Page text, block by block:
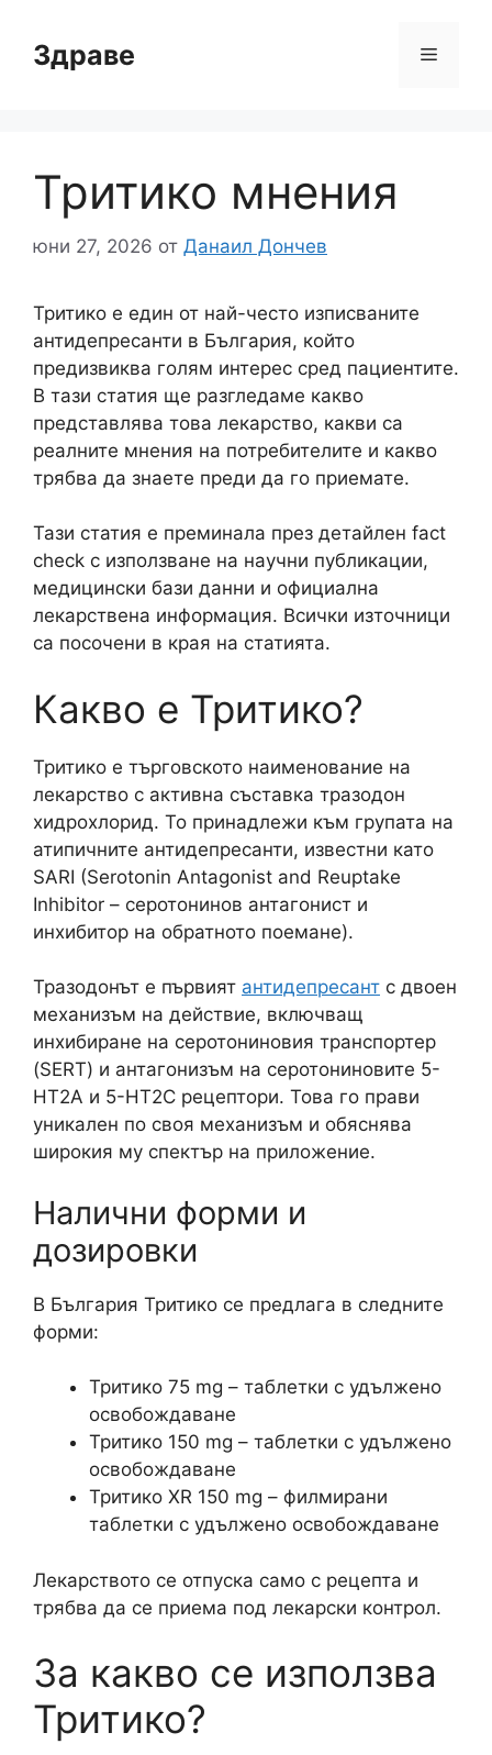
съдържанието
Здраве Меню
Тритико мнения
юни 27, 2026 от Данаил Дончев
Тритико е един от най-често изписваните
антидепресанти в България, който
предизвиква голям интерес сред пациентите.
В тази статия ще разгледаме какво
представлява това лекарство, какви са
реалните мнения на потребителите и какво
трябва да знаете преди да го приемате.
Тази статия е преминала през детайлен fact
check с използване на научни публикации,
медицински бази данни и официална
лекарствена информация. Всички източници
са посочени в края на статията.
Какво е Тритико?
Тритико е търговското наименование на
лекарство с активна съставка тразодон
хидрохлорид. То принадлежи към групата на
атипичните антидепресанти, известни като
SARI (Serotonin Antagonist and Reuptake
Inhibitor – серотонинов антагонист и
инхибитор на обратното поемане).
Тразодонът е първият антидепресант с двоен
механизъм на действие, включващ
инхибиране на серотониновия транспортер
(SERT) и антагонизъм на серотониновите 5-
HT2A и 5-HT2C рецептори. Това го прави
уникален по своя механизъм и обяснява
широкия му спектър на приложение.
Налични форми и
дозировки
В България Тритико се предлага в следните
форми:
Тритико 75 mg – таблетки с удължено
освобождаване
Тритико 150 mg – таблетки с удължено
освобождаване
Тритико XR 150 mg – филмирани
таблетки с удължено освобождаване
Лекарството се отпуска само с рецепта и
трябва да се приема под лекарски контрол.
За какво се използва
Тритико?